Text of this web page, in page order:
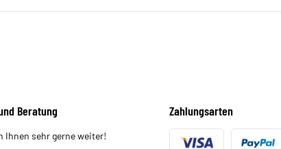
Beratung
Ihnen sehr gerne weiter!
Zahlungsarten